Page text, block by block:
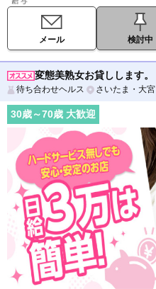
メール 検討中
変態美熟女お貸しします。
待ち合わせヘルス さいたま・大宮
30歳～70歳 大歓迎